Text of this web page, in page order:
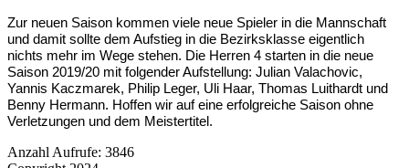
Zur neuen Saison kommen viele neue Spieler in die Mannschaft
und damit sollte dem Aufstieg in die Bezirksklasse eigentlich
nichts mehr im Wege stehen. Die Herren 4 starten in die neue
Saison 2019/20 mit folgender Aufstellung: Julian Valachovic,
Yannis Kaczmarek, Philip Leger, Uli Haar, Thomas Luithardt und
Benny Hermann. Hoffen wir auf eine erfolgreiche Saison ohne
Verletzungen und dem Meistertitel.
Anzahl Aufrufe: 3846